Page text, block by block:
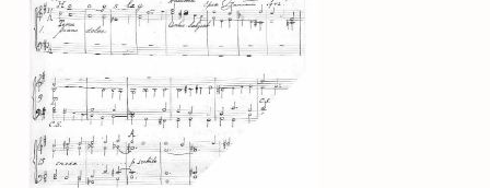
nieuws
events
contact